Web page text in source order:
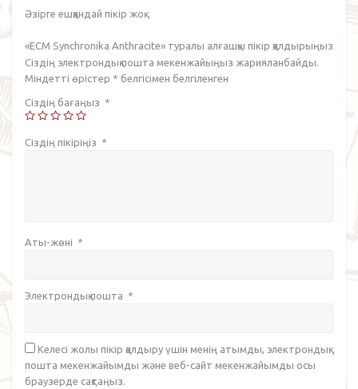
Әзірге ешқандай пікір жоқ.
«ECM Synchronika Anthracite» туралы алғашқы пікір қалдырыңыз
Сіздің электрондық пошта мекенжайыңыз жарияланбайды.
Міндетті өрістер * белгісімен белгіленген
Сіздің бағаңыз *
Сіздің пікіріңіз *
Аты-жөні *
Электрондық пошта *
Келесі жолы пікір қалдыру үшін менің атымды, электрондық
пошта мекенжайымды және веб-сайт мекенжайымды осы
браузерде сақтаңыз.